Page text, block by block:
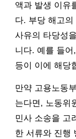
액과 발생 이유
다. 부당 해고
사유의 타당성
니다. 예를 들
등이 이에 해당
만약 고용노동
는다면, 노동위
민사 소송을 고
한 서류와 진행